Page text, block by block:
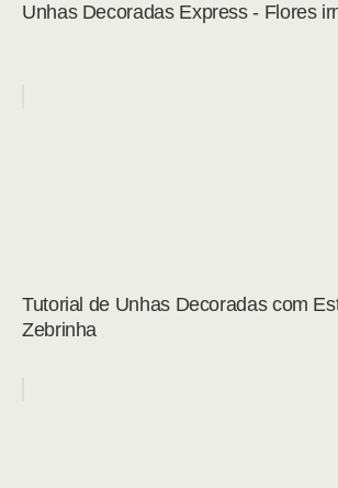
Unhas Decoradas Express - Flores
Tutorial de Unhas Decoradas com
Zebrinha